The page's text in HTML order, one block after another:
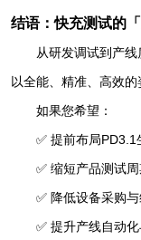
结语：快充测试的
从研发调试到产
以全能、精准、高效的
如果您希望：
✅ 提前布局PD3.1
✅ 缩短产品测试
✅ 降低设备采购与
✅ 提升产线自动